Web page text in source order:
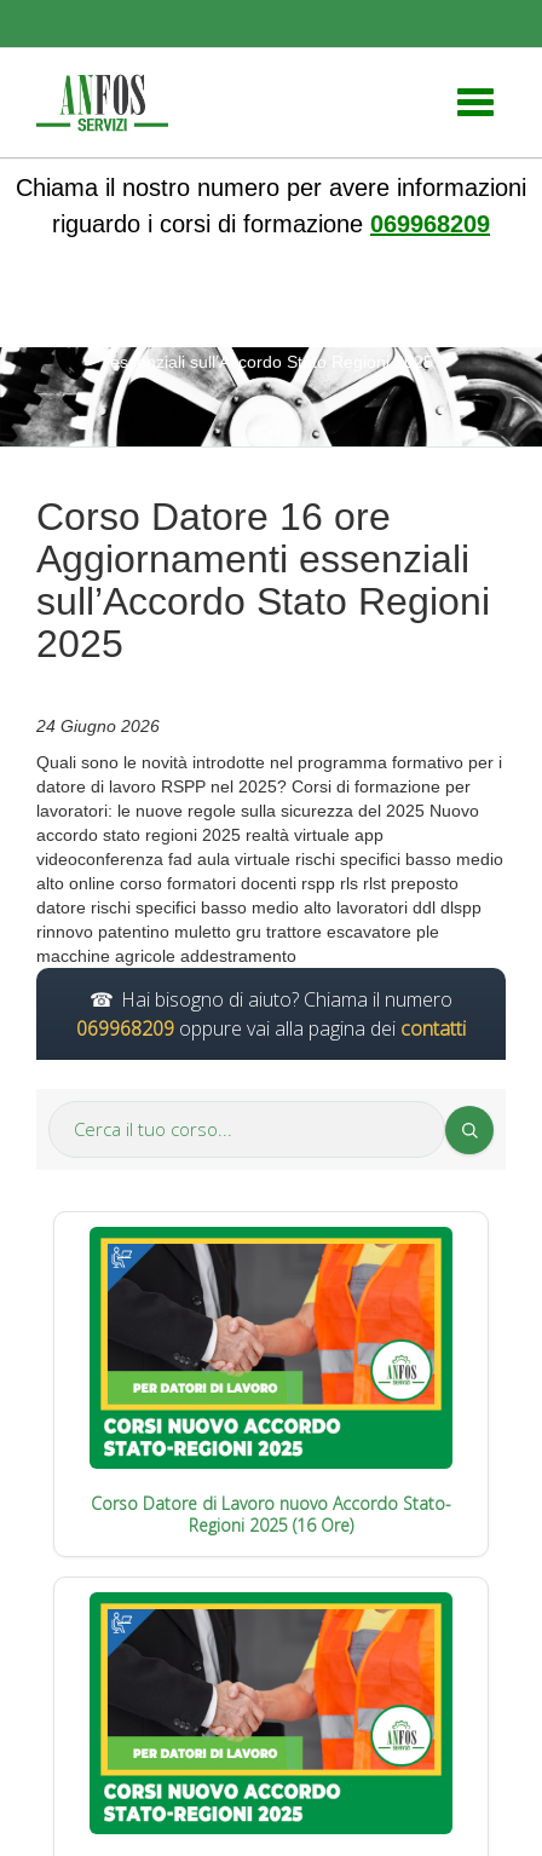
Toggle
Chiama il nostro numero per avere informazioni
riguardo i corsi di formazione 069968209
essenziali sull’Accordo Stato Regioni 2025
Corso Datore 16 ore
Aggiornamenti essenziali
sull’Accordo Stato Regioni
2025
24 Giugno 2026
Quali sono le novità introdotte nel programma formativo per i
datore di lavoro RSPP nel 2025? Corsi di formazione per
lavoratori: le nuove regole sulla sicurezza del 2025 Nuovo
accordo stato regioni 2025 realtà virtuale app
videoconferenza fad aula virtuale rischi specifici basso medio
alto online corso formatori docenti rspp rls rlst preposto
datore rischi specifici basso medio alto lavoratori ddl dlspp
rinnovo patentino muletto gru trattore escavatore ple
macchine agricole addestramento
Hai bisogno di aiuto? Chiama il numero
069968209 oppure vai alla pagina dei contatti
Corso Datore di Lavoro nuovo Accordo Stato-
Regioni 2025 (16 Ore)